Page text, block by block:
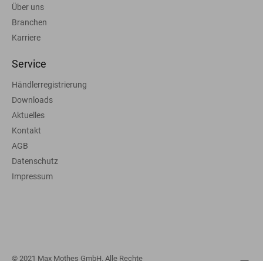
Über uns
Branchen
Karriere
Service
Händlerregistrierung
Downloads
Aktuelles
Kontakt
AGB
Datenschutz
Impressum
© 2021 Max Mothes GmbH. Alle Rechte